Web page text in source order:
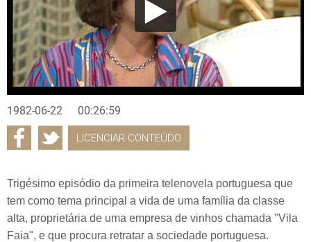
1982-06-22 00:26:59
LICENCIAR CONTEÚDO
Trigésimo episódio da primeira telenovela portuguesa que
tem como tema principal a vida de uma família da classe
alta, proprietária de uma empresa de vinhos chamada "Vila
Faia", e que procura retratar a sociedade portuguesa.